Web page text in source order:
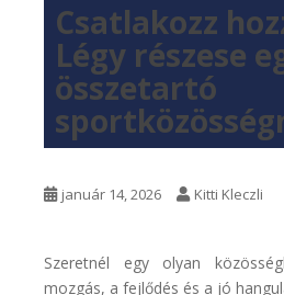
Csatlakozz
Légy részese
összetartó
január 14, 2026 Kitti Kleczli
Szeretnél egy olyan
mozgás, a fejlődés és a jó